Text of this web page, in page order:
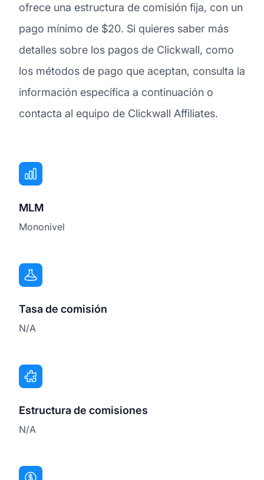
ofrece una estructura de comisión fija, con un
pago mínimo de $20. Si quieres saber más
detalles sobre los pagos de Clickwall, como
los métodos de pago que aceptan, consulta la
información específica a continuación o
contacta al equipo de Clickwall Affiliates.
MLM
Mononivel
Tasa de comisión
N/A
Estructura de comisiones
N/A